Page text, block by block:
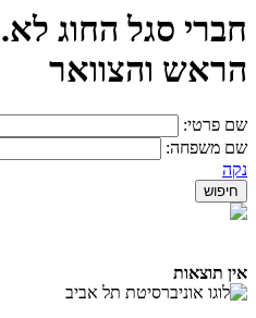
חברי סגל החוג
הראש והצוואר
שם פרטי:
שם משפחה:
נקה
אין תוצאות